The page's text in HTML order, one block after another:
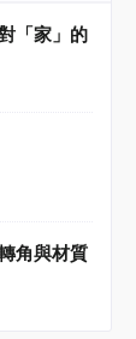
「家」的
角與材質